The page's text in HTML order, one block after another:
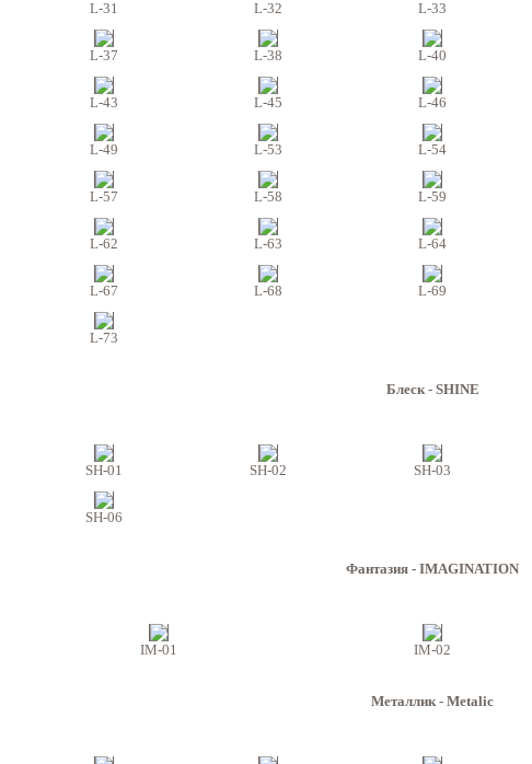
L-31 L-32 L-33
L-37 L-38 L-40
L-43 L-45 L-46
L-49 L-53 L-54
L-57 L-58 L-59
L-62 L-63 L-64
L-67 L-68 L-69
L-73
Блеск - SHINE
SH-01 SH-02 SH-03
SH-06
Фантазия - IMAGINATION
IM-01 IM-02
Металлик - Metalic